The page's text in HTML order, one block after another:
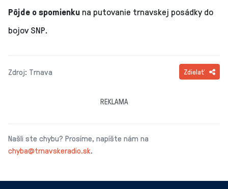
Pôjde o spomienku na putovanie trnavskej posádky do
bojov SNP.
Zdroj: Trnava Zdielať
REKLAMA
Našli ste chybu? Prosíme, napíšte nám na
chyba@trnavskeradio.sk.